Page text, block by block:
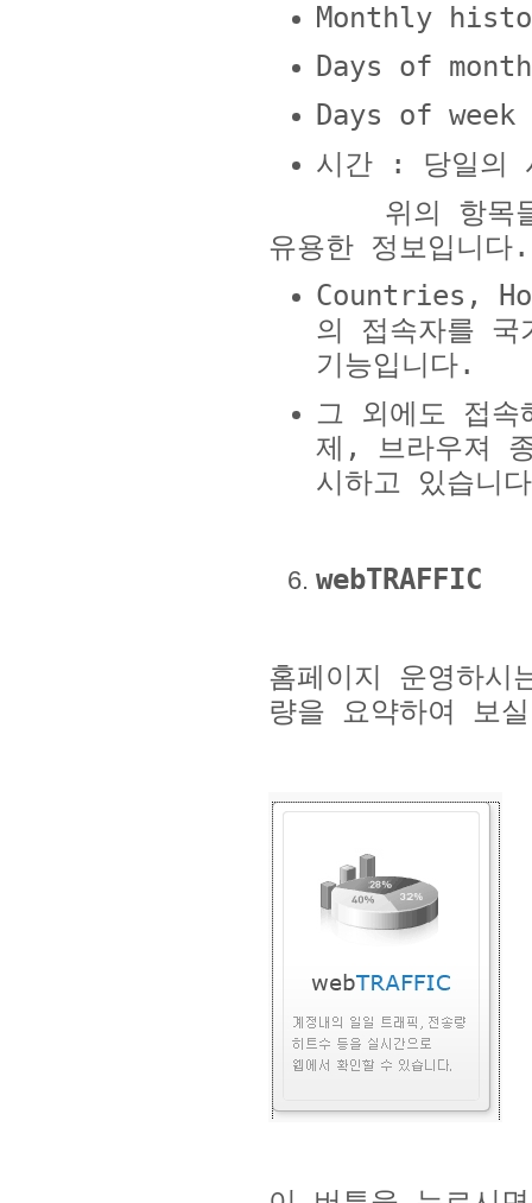
Monthly
Days of
Days of
시간
: 당일의
위의 항목들은
유용한 정보입니다.
Countries,
의 접속자를 국
기능입니다.
그 외에도 접속
제 , 브라우져
시하고 있습니다
webTRAFFIC
홈페이지 운영하
량을 요약하여 보